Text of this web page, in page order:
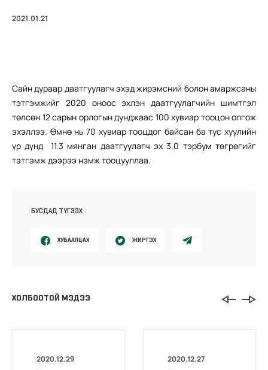
2021.01.21
Сайн дураар даатгуулагч эхэд жирэмсний болон амаржсаны
тэтгэмжийг 2020 оноос эхлэн даатгуулагчийн шимтгэл
төлсөн 12 сарын орлогын дунджаас 100 хувиар тооцон олгож
эхэллээ. Өмнө нь 70 хувиар тооцдог байсан ба тус хуулийн
үр дүнд 11.3 мянган даатгуулагч эх 3.0 тэрбум төгрөгийг
тэтгэмж дээрээ нэмж тооцууллаа.
БУСДАД ТҮГЭЭХ
ХУВААЛЦАХ ЖИРГЭХ
ХОЛБООТОЙ МЭДЭЭ
2020.12.29 2020.12.27